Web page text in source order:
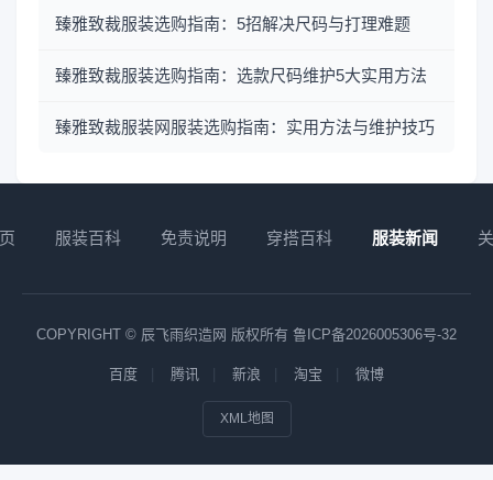
臻雅致裁服装选购指南：5招解决尺码与打理难题
臻雅致裁服装选购指南：选款尺码维护5大实用方法
臻雅致裁服装网服装选购指南：实用方法与维护技巧
服装百科 免责说明 穿搭百科 服装新闻
COPYRIGHT © 辰飞雨织造网 版权所有 鲁ICP备2026005306号-32
百度 腾讯 新浪 淘宝 微博
XML地图